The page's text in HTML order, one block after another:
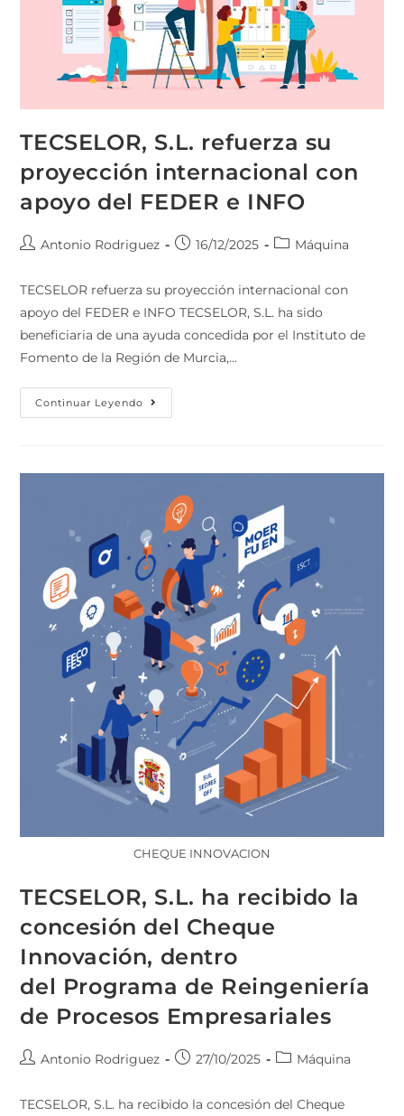
TECSELOR, S.L. refuerza su
proyección internacional con
apoyo del FEDER e INFO
Antonio Rodriguez 16/12/2025 Máquina
TECSELOR refuerza su proyección internacional con
apoyo del FEDER e INFO TECSELOR, S.L. ha sido
beneficiaria de una ayuda concedida por el Instituto de
Fomento de la Región de Murcia,…
Continuar Leyendo
CHEQUE INNOVACION
TECSELOR, S.L. ha recibido la
concesión del Cheque
Innovación, dentro
del Programa de Reingeniería
de Procesos Empresariales
Antonio Rodriguez 27/10/2025 Máquina
TECSELOR, S.L. ha recibido la concesión del Cheque